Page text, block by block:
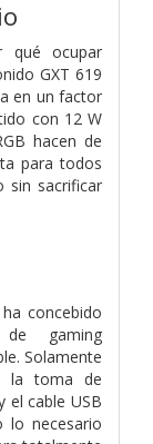
qué ocupar
GXT 619
en un factor
con 12 W
hacen de
para todos
sin sacrificar
concebido
gaming
Solamente
la toma de
el cable USB
lo necesario